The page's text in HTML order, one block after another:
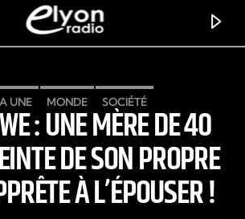
RADIO ELYON
ET ENCOURAGEANTE !
UNE MONDE SOCIÉTÉ
: UNE MÈRE DE 40
DE SON PROPRE
À L’ÉPOUSER !